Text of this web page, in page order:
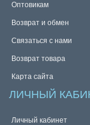
Оптовикам
Возврат и обмен
Связаться с нами
Возврат товара
Карта сайта
ЛИЧНЫЙ
Личный кабинет